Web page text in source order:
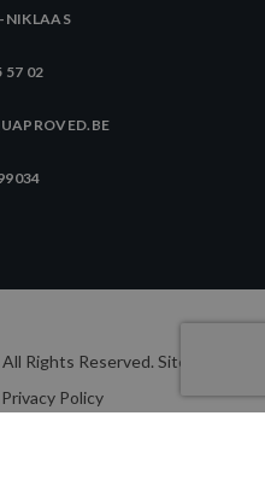
NIKLAAS
57 02
Rights Reserved. Sitemap
Policy